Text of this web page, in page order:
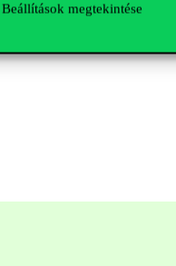
Beállítások megtekintése